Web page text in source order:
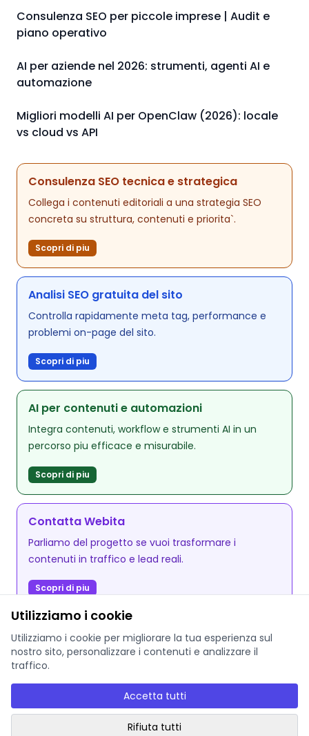
Consulenza SEO per piccole imprese | Audit e
piano operativo
AI per aziende nel 2026: strumenti, agenti AI e
automazione
Migliori modelli AI per OpenClaw (2026): locale
vs cloud vs API
Consulenza SEO tecnica e strategica
Collega i contenuti editoriali a una strategia SEO
concreta su struttura, contenuti e priorita`.
Scopri di piu
Analisi SEO gratuita del sito
Controlla rapidamente meta tag, performance e
problemi on-page del sito.
Scopri di piu
AI per contenuti e automazioni
Integra contenuti, workflow e strumenti AI in un
percorso piu efficace e misurabile.
Scopri di piu
Contatta Webita
Parliamo del progetto se vuoi trasformare i
contenuti in traffico e lead reali.
Scopri di piu
© 2025 Webita - P.IVA: EE102810237
Privacy Policy
Termini di servizio AI Governance
Utilizziamo i cookie
Utilizziamo i cookie per migliorare la tua esperienza sul
nostro sito, personalizzare i contenuti e analizzare il
traffico.
Accetta tutti
Rifiuta tutti